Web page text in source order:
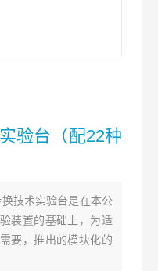
验台（配22种
技术实验台是在本公
装置的基础上，为适
要，推出的模块化的